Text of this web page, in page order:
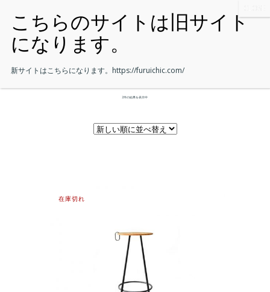
2件の結果を表示中
在庫切れ
新サイトはこちらになります。 https://furuichic.com/